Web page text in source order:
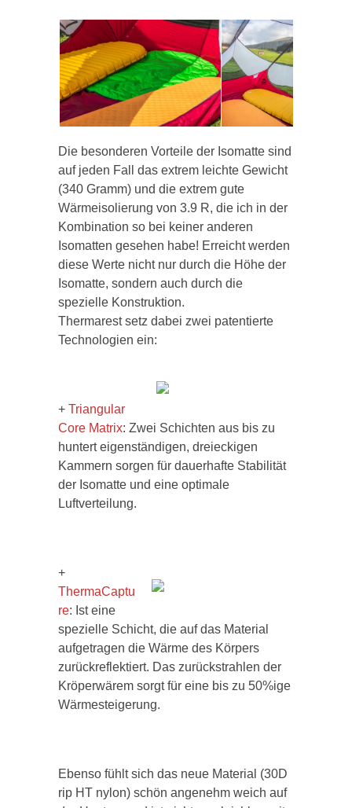
Die besonderen Vorteile der Isomatte sind
auf jeden Fall das extrem leichte Gewicht
(340 Gramm) und die extrem gute
Wärmeisolierung von 3.9 R, die ich in der
Kombination so bei keiner anderen
Isomatten gesehen habe! Erreicht werden
diese Werte nicht nur durch die Höhe der
Isomatte, sondern auch durch die
spezielle Konstruktion.
Thermarest setz dabei zwei patentierte
Technologien ein:
+ Triangular
Core Matrix: Zwei Schichten aus bis zu
huntert eigenständigen, dreieckigen
Kammern sorgen für dauerhafte Stabilität
der Isomatte und eine optimale
Luftverteilung.
+
ThermaCaptu
re: Ist eine
spezielle Schicht, die auf das Material
aufgetragen die Wärme des Körpers
zurückreflektiert. Das zurückstrahlen der
Kröperwärem sorgt für eine bis zu 50%ige
Wärmesteigerung.
Ebenso fühlt sich das neue Material (30D
rip HT nylon) schön angenehm weich auf